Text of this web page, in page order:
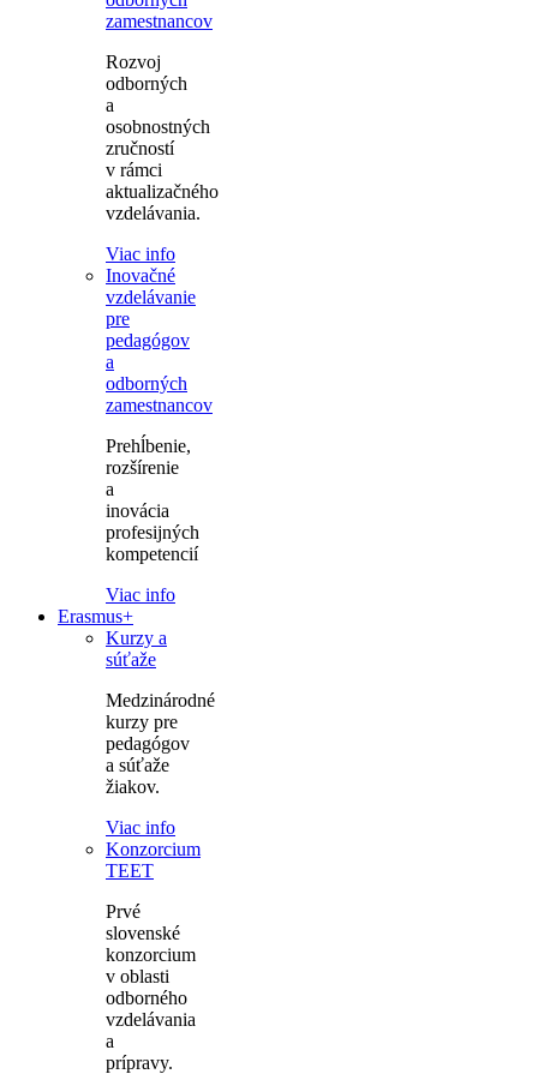
zamestnancov
Rozvoj
odborných
a
osobnostných
zručností
v rámci
aktualizačného
vzdelávania.
Viac info
Inovačné
vzdelávanie
pre
pedagógov
a
odborných
zamestnancov
Prehĺbenie,
rozšírenie
a
inovácia
profesijných
kompetencií
Viac info
Erasmus+
Kurzy a
súťaže
Medzinárodné
kurzy pre
pedagógov
a súťaže
žiakov.
Viac info
Konzorcium
TEET
Prvé
slovenské
konzorcium
v oblasti
odborného
vzdelávania
a
prípravy.